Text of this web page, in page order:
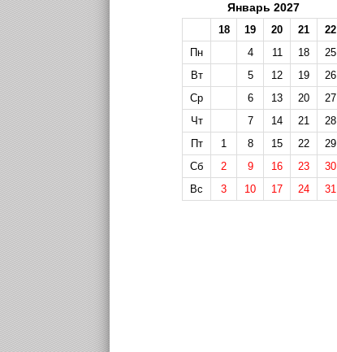
Январь 2027
18 19 20 21
22
Пн
4 11 18
25
Вт
5 12 19
26
Ср
6 13 20
27
Чт
7 14 21
28
Пт
1 8 15 22
29
Сб
2 9 16 23
30
Вс
3 10 17 24 31